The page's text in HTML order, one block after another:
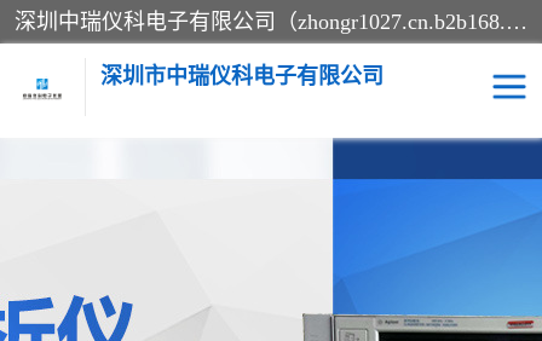
深圳中瑞仪科电子有限公司（zhongr1027.cn.b2b168.com）主要从事回收二手仪器，工厂仪器，回收示波器，KeysightE4980A，FLUKE754，MT8852B，IFR3920，Agilent N4010A，MT8852B等业务，全国统一热线：13570873835。深圳中瑞仪科电子有限公司整批或单出，专业评估高价回收工厂闲置仪器。
深圳市中瑞仪科电子有限公司
电阻-功率计 频谱分析仪